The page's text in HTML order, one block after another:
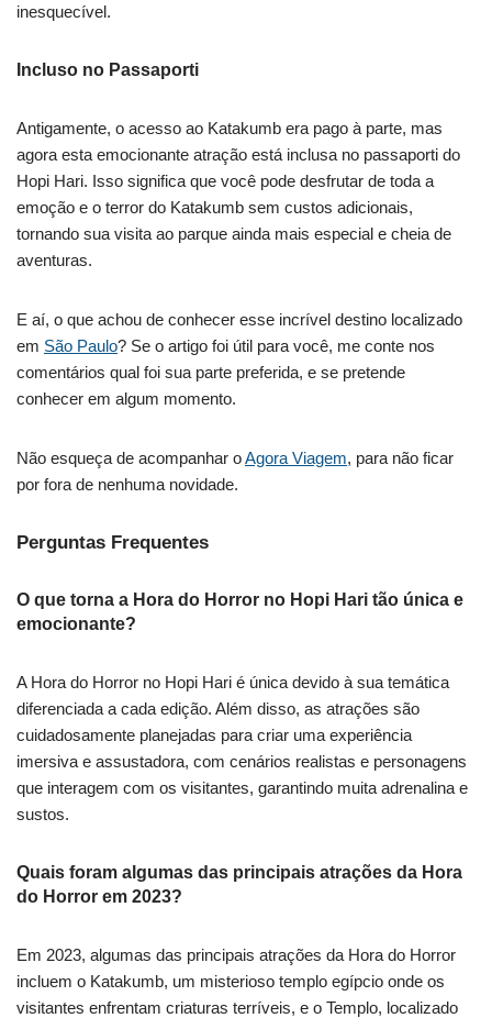
inesquecível.
Incluso no Passaporti
Antigamente, o acesso ao Katakumb era pago à parte, mas
agora esta emocionante atração está inclusa no passaporti do
Hopi Hari. Isso significa que você pode desfrutar de toda a
emoção e o terror do Katakumb sem custos adicionais,
tornando sua visita ao parque ainda mais especial e cheia de
aventuras.
E aí, o que achou de conhecer esse incrível destino localizado
em São Paulo? Se o artigo foi útil para você, me conte nos
comentários qual foi sua parte preferida, e se pretende
conhecer em algum momento.
Não esqueça de acompanhar oAgora Viagem, para não ficar
por fora de nenhuma novidade.
Perguntas Frequentes
O que torna a Hora do Horror no Hopi Hari tão única e
emocionante?
A Hora do Horror no Hopi Hari é única devido à sua temática
diferenciada a cada edição. Além disso, as atrações são
cuidadosamente planejadas para criar uma experiência
imersiva e assustadora, com cenários realistas e personagens
que interagem com os visitantes, garantindo muita adrenalina e
sustos.
Quais foram algumas das principais atrações da Hora
do Horror em 2023?
Em 2023, algumas das principais atrações da Hora do Horror
incluem o Katakumb, um misterioso templo egípcio onde os
visitantes enfrentam criaturas terríveis, e o Templo, localizado